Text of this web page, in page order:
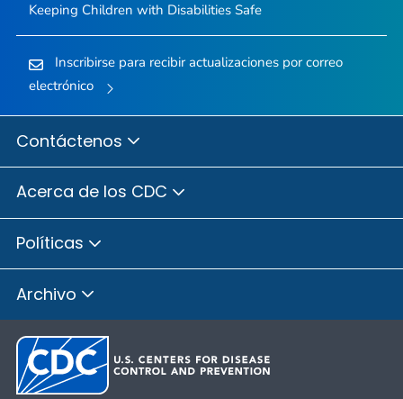
Keeping Children with Disabilities Safe
Inscribirse para recibir actualizaciones por correo
electrónico
Contáctenos
Acerca de los CDC
Políticas
Archivo